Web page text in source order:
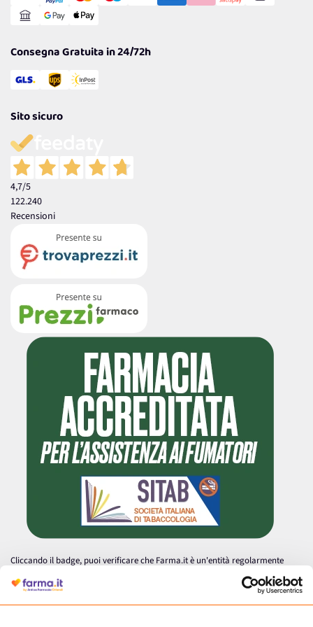
Reso Facile e Veloce
Consegna Gratuita in 24/72h
Sito sicuro
4,7/5
122.240
Recensioni
Cliccando il badge, puoi verificare che Farma.it è un'entità regolarmente
autorizzata dal Ministero della Salute a effettuare la vendita online di
medicinali.